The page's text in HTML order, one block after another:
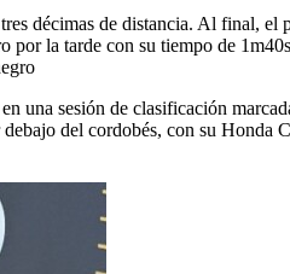
décimas de distancia. Al final,
la tarde con su tiempo de
una sesión de clasificación
debajo del cordobés, con su